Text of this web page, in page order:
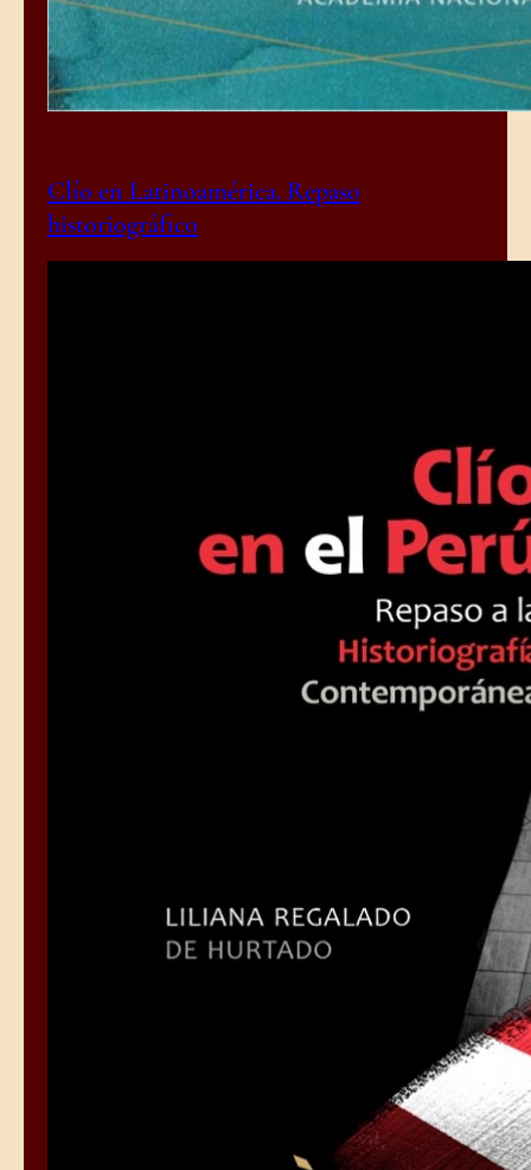
Clío en Latinoamérica. Repaso
historiográfico